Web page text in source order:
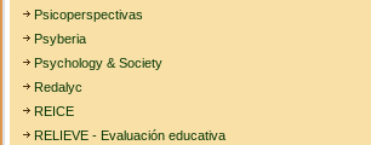
Psicoperspectivas
Psyberia
Psychology & Society
Redalyc
REICE
RELIEVE - Evaluación educativa